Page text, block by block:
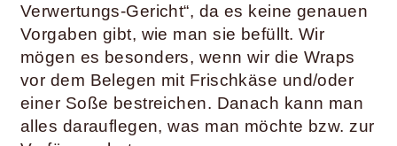
Verwertungs-Gericht“, da es keine genauen
Vorgaben gibt, wie man sie befüllt. Wir
mögen es besonders, wenn wir die Wraps
vor dem Belegen mit Frischkäse und/oder
einer Soße bestreichen. Danach kann man
alles darauflegen, was man möchte bzw. zur